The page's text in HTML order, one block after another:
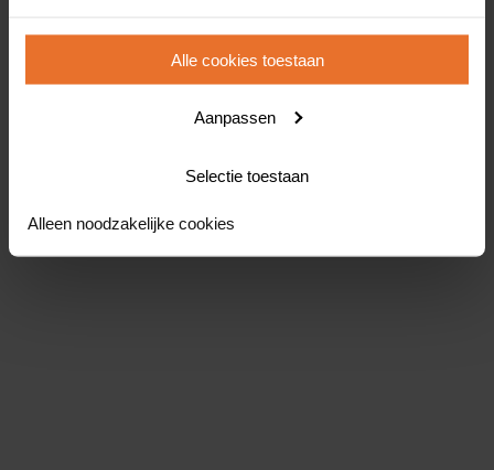
Alle cookies toestaan
Aanpassen
Selectie toestaan
Alleen noodzakelijke cookies